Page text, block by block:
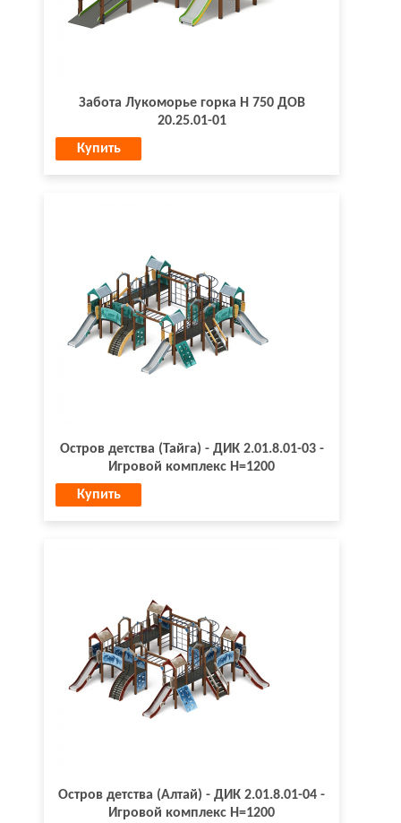
Забота Лукоморье горка H 750 ДОВ
20.25.01-01
Купить
Остров детства (Тайга) - ДИК 2.01.8.01-03 -
Игровой комплекс H=1200
Купить
Остров детства (Алтай) - ДИК 2.01.8.01-04 -
Игровой комплекс H=1200